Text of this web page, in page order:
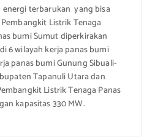
terbarukan yang bisa
Listrik Tenaga
bumi Sumut diperkirakan
6 wilayah kerja panas bumi
panas bumi Gunung Sibuali-
Tapanuli Utara dan
Listrik Tenaga Panas
kapasitas 330 MW.